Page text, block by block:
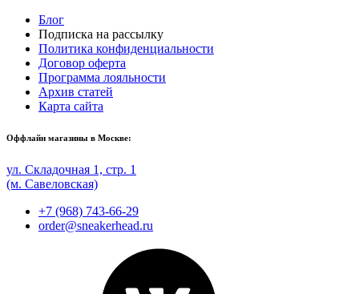
Блог
Подписка на рассылку
Политика конфиденциальности
Договор оферта
Программа лояльности
Архив статей
Карта сайта
Оффлайн магазины в Москве:
ул. Складочная 1, стр. 1
(м. Савеловская)
+7 (968) 743-66-29
order@sneakerhead.ru